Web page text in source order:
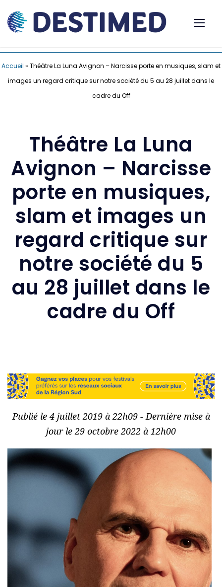
Accueil » Théâtre La Luna Avignon – Narcisse porte en musiques, slam et
images un regard critique sur notre société du 5 au 28 juillet dans le
cadre du Off
Théâtre La Luna
Avignon – Narcisse
porte en musiques,
slam et images un
regard critique sur
notre société du 5
au 28 juillet dans le
cadre du Off
Publié le 4 juillet 2019 à 22h09 - Dernière mise à
jour le 29 octobre 2022 à 12h00